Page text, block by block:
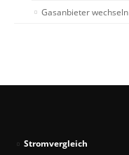
Gasanbieter wechseln
Stromvergleich